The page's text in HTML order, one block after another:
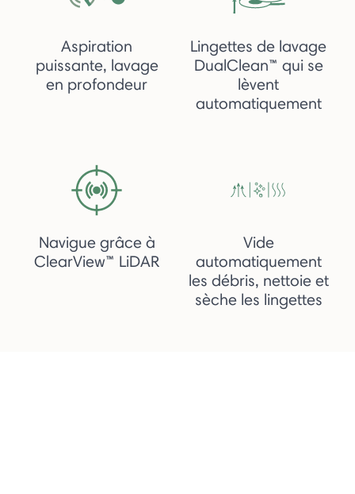
Aspiration
puissante, lavage
en profondeur
Lingettes de lavage
DualClean™ qui se
lèvent
automatiquement
Navigue grâce à
ClearView™ LiDAR
Vide
automatiquement
les débris, nettoie et
sèche les lingettes